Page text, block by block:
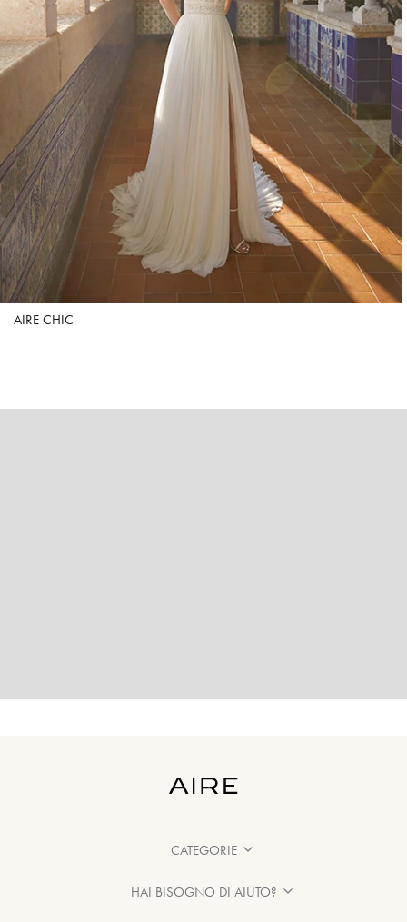
AIRE CHIC
CATEGORIE
HAI BISOGNO DI AIUTO?